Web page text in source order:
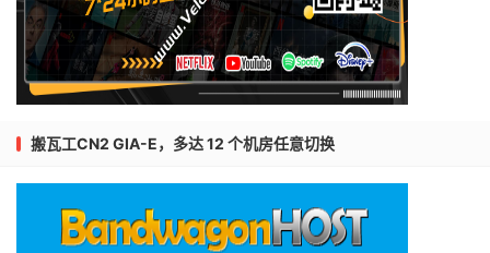
搬瓦工CN2 GIA-E，多达 12 个机房任意切换